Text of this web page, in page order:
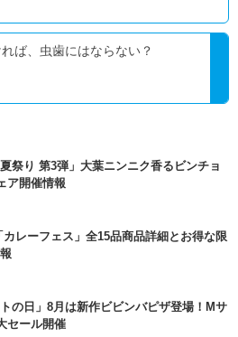
ば、虫歯にはならない？
祭り 第3弾」大葉ニンニク香るビンチョ
ア開催情報
カレーフェス」全15品商品詳細とお得な限
の日」8月は新作ビビンバピザ登場！Mサ
セール開催